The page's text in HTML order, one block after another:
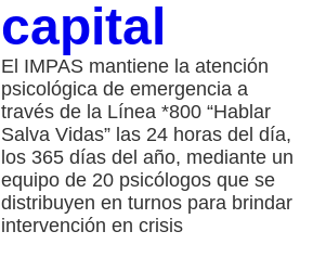
capital
El IMPAS mantiene la atención
psicológica de emergencia a
través de la Línea *800 “Hablar
Salva Vidas” las 24 horas del día,
los 365 días del año, mediante un
equipo de 20 psicólogos que se
distribuyen en turnos para brindar
intervención en crisis